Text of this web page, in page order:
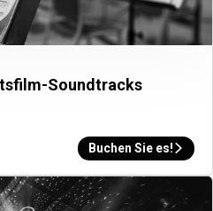
Jahr über auf Ihre Aufenthaltebei
Soundtracks
Buchen Sie es!